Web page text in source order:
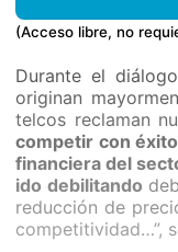
(Acceso libre, no
Durante el
originan
telcos reclaman
competir con
financiera del
ido debilitando
reducción de
competitividad…”,